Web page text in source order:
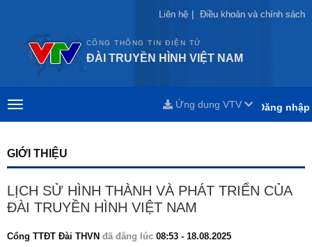
Liên hệ Điều khoản và chính sách
Liên hệ Điều khoản và chính sách
CỔNG THÔNG TIN ĐIỆN TỬ
ĐÀI TRUYỀN HÌNH VIỆT NAM
Đăng nhập
Ứng dụng VTV
GIỚI THIỆU
LỊCH SỬ HÌNH THÀNH VÀ PHÁT TRIỂN CỦA
ĐÀI TRUYỀN HÌNH VIỆT NAM
Cổng TTĐT Đài THVN đã đăng lúc 08:53 - 18.08.2025